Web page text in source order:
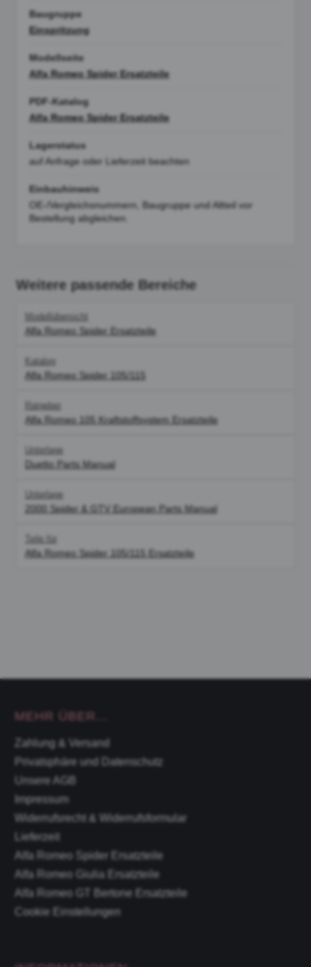
Baugruppe
Einspritzung
Modellseite
Alfa Romeo Spider Ersatzteile
PDF-Katalog
Alfa Romeo Spider Ersatzteile
Lagerstatus
auf Anfrage oder Lieferzeit beachten
Einbauhinweis
OE-/Vergleichsnummern, Baugruppe und Altteil vor
Bestellung abgleichen.
Weitere passende Bereiche
Modellübersicht
Alfa Romeo Spider Ersatzteile
Katalog
Alfa Romeo Spider 105/115
Ratgeber
Alfa Romeo 105 Kraftstoffsystem Ersatzteile
Unterlage
Duetto Parts Manual
Unterlage
2000 Spider & GTV European Parts Manual
Teile für
Alfa Romeo Spider 105/115 Ersatzteile
MEHR ÜBER...
Zahlung & Versand
Privatsphäre und Datenschutz
Unsere AGB
Impressum
Widerrufsrecht & Widerrufsformular
Lieferzeit
Alfa Romeo Spider Ersatzteile
Alfa Romeo Giulia Ersatzteile
Alfa Romeo GT Bertone Ersatzteile
Cookie Einstellungen